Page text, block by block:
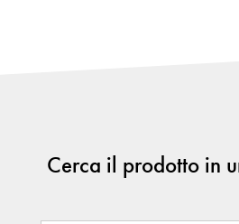
Cerca il prodotto in